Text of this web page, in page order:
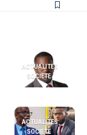
ACTUALITES
SOCIETE
ACTUALITES
SOCIETE